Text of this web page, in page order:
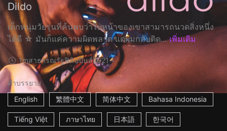
Dildo
เด็กหนุ่มวัยรุ่นที่ค้นพบว่าใบหน้าของเขาสามารถนวดสิ่งหนึ่ง
ได้ดี ☆ มันก็แค่ความผิดพลาด แต่ผมกลับติด... เพิ่มเติม
1mสาธารณรัฐฟิลิปปินส์2021
คำบรรยาย
English
繁體中文 简体中文 Bahasa Indonesia
Tiếng Việt ภาษาไทย 日本語 한국어